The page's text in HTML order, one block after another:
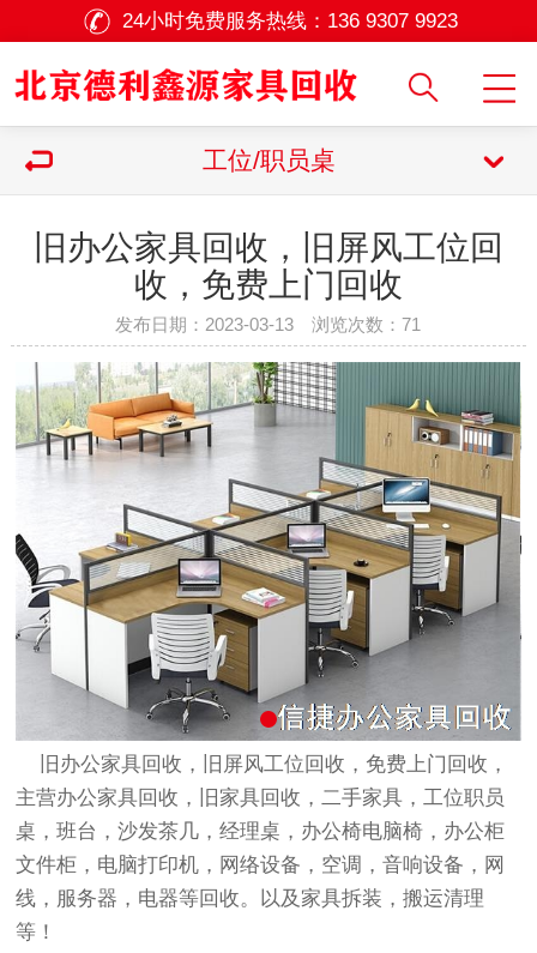
24小时免费服务热线： 136 9307 9923
工位/职员桌
旧办公家具回收，旧屏风工位回
收，免费上门回收
发布日期：2023-03-13 浏览次数：71
旧办公家具回收 ，旧屏风工位回收，免费上门回收，
主营办公家具回收 ，旧 家具回收 ，二手家具，工位职员
桌，班台，沙发茶几，经理桌，办公椅电脑椅，办公柜
文件柜，电脑打印机，网络设备，空调，音响设备，网
线，服务器，电器等回收。以及家具拆装，搬运清理
等！